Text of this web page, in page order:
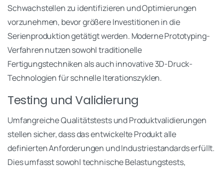
Schwachstellen zu identifizieren und Optimierungen
vorzunehmen, bevor größere Investitionen in die
Serienproduktion getätigt werden. Moderne Prototyping-
Verfahren nutzen sowohl traditionelle
Fertigungstechniken als auch innovative 3D-Druck-
Technologien für schnelle Iterationszyklen.
Testing und Validierung
Umfangreiche Qualitätstests und Produktvalidierungen
stellen sicher, dass das entwickelte Produkt alle
definierten Anforderungen und Industriestandards erfüllt.
Dies umfasst sowohl technische Belastungstests,